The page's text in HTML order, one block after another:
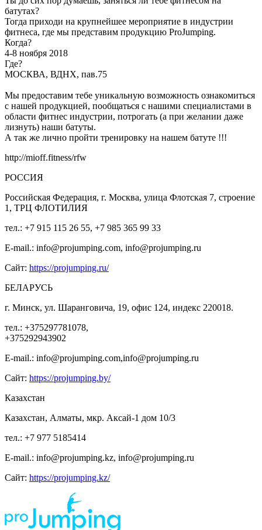
батутах?
Тогда приходи на крупнейшее мероприятие в индустрии
фитнеса, где мы представим продукцию ProJumping.
Когда?
4-8 ноября 2018
Где?
МОСКВА, ВДНХ, пав.75
Мы предоставим тебе уникальную возможность ознакомиться
с нашей продукцией, пообщаться с нашими специалистами в
области фитнес индустрии, потрогать (а при желании даже
лизнуть) наши батуты.
А так же лично пройти тренировку на нашем батуте !!!
http://mioff.fitness/rfw
РОССИЯ
Российская Федерация, г. Москва, улица Флотская 7, строение
1, ТРЦ ФЛОТИЛИЯ
тел.: +7 915 115 26 55, +7 985 365 99 33
E-mail.: info@projumping.com, info@projumping.ru
Сайт: https://projumping.ru/
БЕЛАРУСЬ
г. Минск, ул. Шаранговича, 19, офис 124, индекс 220018.
тел.: +375297781078,
+375292943902
E-mail.: info@projumping.com,info@projumping.ru
Сайт: https://projumping.by/
Казахстан
Казахстан, Алматы, мкр. Аксай-1 дом 10/3
тел.: +7 977 5185414
E-mail.: info@projumping.kz, info@projumping.ru
Сайт: https://projumping.kz/